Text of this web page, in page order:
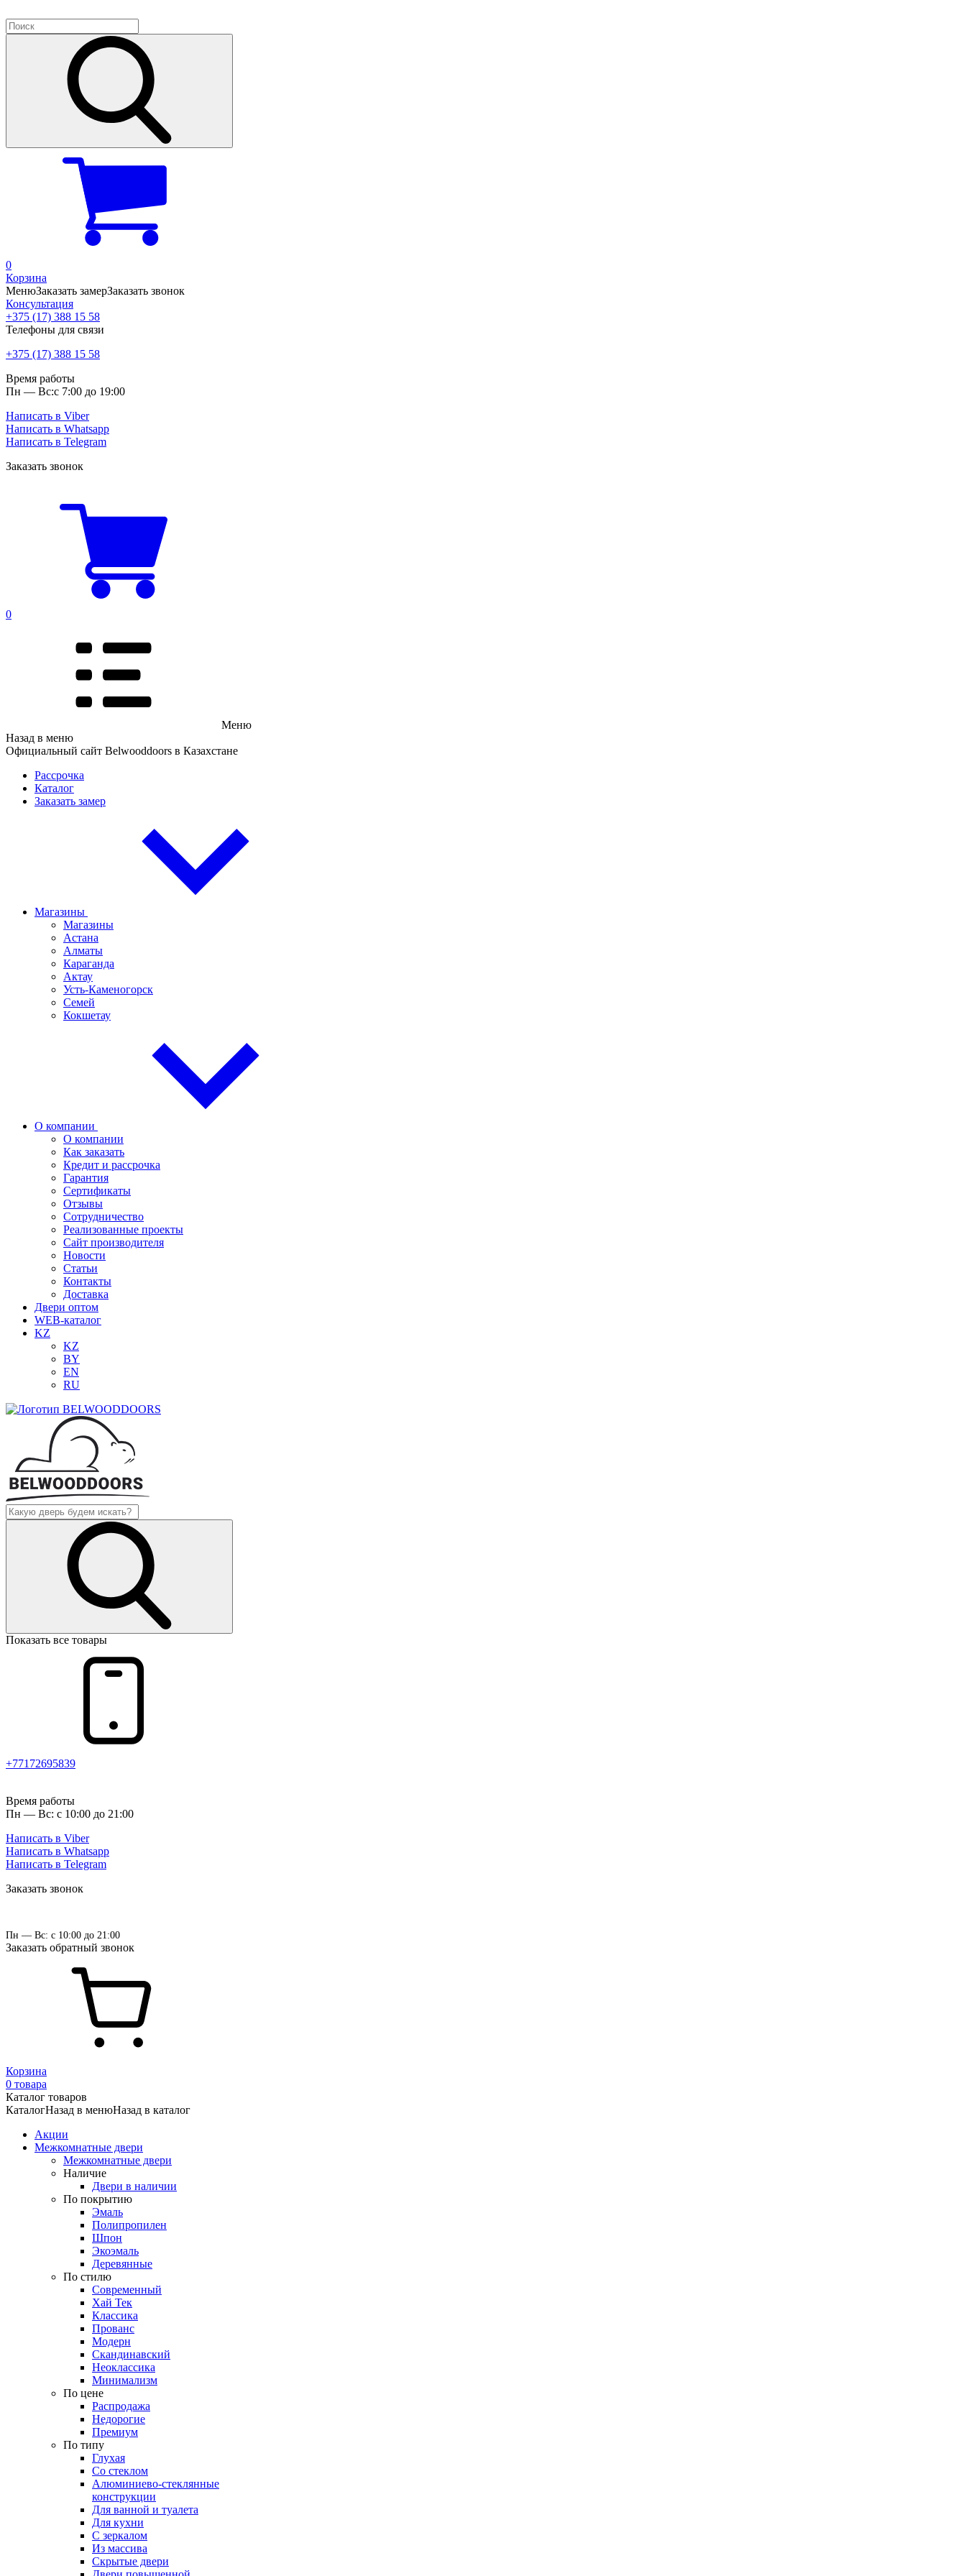
0
Корзина
МенюЗаказать замерЗаказать звонок
Консультация
+375 (17) 388 15 58
Телефоны для связи
+375 (17) 388 15 58
Время работы
Пн — Вс:с 7:00 до 19:00
Написать в Viber
Написать в Whatsapp
Написать в Telegram
Заказать звонок
0
Меню
Назад в меню
Официальный сайт Belwooddoors в Казахстане
Рассрочка
Каталог
Заказать замер
Магазины
Магазины
Астана
Алматы
Караганда
Актау
Усть-Каменогорск
Семей
Кокшетау
О компании
О компании
Как заказать
Кредит и рассрочка
Гарантия
Сертификаты
Отзывы
Сотрудничество
Реализованные проекты
Сайт производителя
Новости
Статьи
Контакты
Доставка
Двери оптом
WEB-каталог
KZ
KZ
BY
EN
RU
Показать все товары
+77172695839
Время работы
Пн — Вс: с 10:00 до 21:00
Написать в Viber
Написать в Whatsapp
Написать в Telegram
Заказать звонок
Пн — Вс: с 10:00 до 21:00
Заказать обратный звонок
Корзина
0 товара
Каталог товаров
КаталогНазад в менюНазад в каталог
Акции
Межкомнатные двери
Межкомнатные двери
Наличие
Двери в наличии
По покрытию
Эмаль
Полипропилен
Шпон
Экоэмаль
Деревянные
По стилю
Современный
Хай Тек
Классика
Прованс
Модерн
Скандинавский
Неоклассика
Минимализм
По цене
Распродажа
Недорогие
Премиум
По типу
Глухая
Со стеклом
Алюминиево-стеклянные
конструкции
Для ванной и туалета
Для кухни
С зеркалом
Из массива
Скрытые двери